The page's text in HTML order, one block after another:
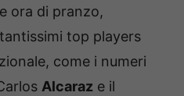
ora di pranzo,
top players
come i numeri
Alcaraz e il